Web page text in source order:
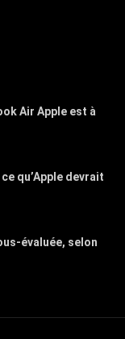
Air Apple est à
qu’Apple devrait
évaluée, selon